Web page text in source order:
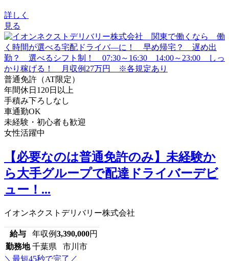
詳しく
見る
普通免許（AT限定）
年間休日120日以上
手積み下ろしなし
車通勤OK
未経験・初心者も歓迎
女性活躍中
【必要なのは普通免許のみ】未経験か
ら大手グループで配達ドライバーデビ
ュー！...
イオンネクストデリバリー株式会社
給与 年収例3,390,000円
勤務地 千葉県 市川市
＼最短45秒で完了／